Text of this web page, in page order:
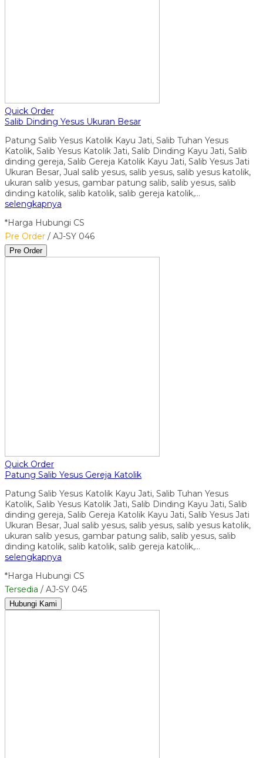
Quick Order
Salib Dinding Yesus Ukuran Besar
Patung Salib Yesus Katolik Kayu Jati, Salib Tuhan Yesus
Katolik, Salib Yesus Katolik Jati, Salib Dinding Kayu Jati, Salib
dinding gereja, Salib Gereja Katolik Kayu Jati, Salib Yesus Jati
Ukuran Besar, Jual salib yesus, salib yesus, salib yesus katolik,
ukuran salib yesus, gambar patung salib, salib yesus, salib
dinding katolik, salib katolik, salib gereja katolik,…
selengkapnya
*Harga Hubungi CS
Pre Order / AJ-SY 046
Pre Order
Quick Order
Patung Salib Yesus Gereja Katolik
Patung Salib Yesus Katolik Kayu Jati, Salib Tuhan Yesus
Katolik, Salib Yesus Katolik Jati, Salib Dinding Kayu Jati, Salib
dinding gereja, Salib Gereja Katolik Kayu Jati, Salib Yesus Jati
Ukuran Besar, Jual salib yesus, salib yesus, salib yesus katolik,
ukuran salib yesus, gambar patung salib, salib yesus, salib
dinding katolik, salib katolik, salib gereja katolik,…
selengkapnya
*Harga Hubungi CS
Tersedia / AJ-SY 045
Hubungi Kami